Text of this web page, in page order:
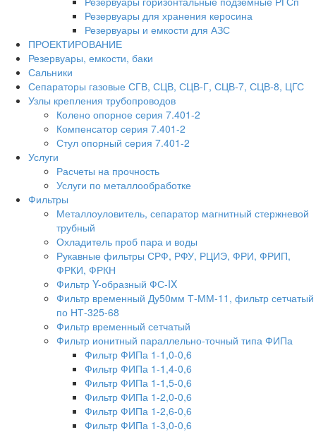
Резервуары для хранения керосина
Резервуары и емкости для АЗС
ПРОЕКТИРОВАНИЕ
Резервуары, емкости, баки
Сальники
Сепараторы газовые СГВ, СЦВ, СЦВ-Г, СЦВ-7, СЦВ-8, ЦГС
Узлы крепления трубопроводов
Колено опорное серия 7.401-2
Компенсатор серия 7.401-2
Стул опорный серия 7.401-2
Услуги
Расчеты на прочность
Услуги по металлообработке
Фильтры
Металлоуловитель, сепаратор магнитный стержневой
трубный
Охладитель проб пара и воды
Рукавные фильтры СРФ, РФУ, РЦИЭ, ФРИ, ФРИП,
ФРКИ, ФРКН
Фильтр Y-образный ФС-IX
Фильтр временный Ду50мм Т-ММ-11, фильтр сетчатый
по НТ-325-68
Фильтр временный сетчатый
Фильтр ионитный параллельно-точный типа ФИПа
Фильтр ФИПа 1-1,0-0,6
Фильтр ФИПа 1-1,4-0,6
Фильтр ФИПа 1-1,5-0,6
Фильтр ФИПа 1-2,0-0,6
Фильтр ФИПа 1-2,6-0,6
Фильтр ФИПа 1-3,0-0,6